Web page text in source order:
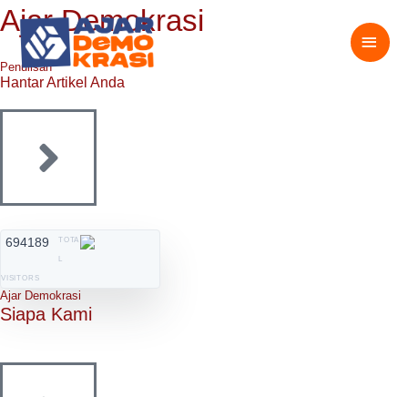
Skip
to
content
Ajar Demokrasi
Ajar Demokrasi
Siapa Kami
Penulisan
Hantar Artikel Anda
694189 TOTA
L
VISITORS